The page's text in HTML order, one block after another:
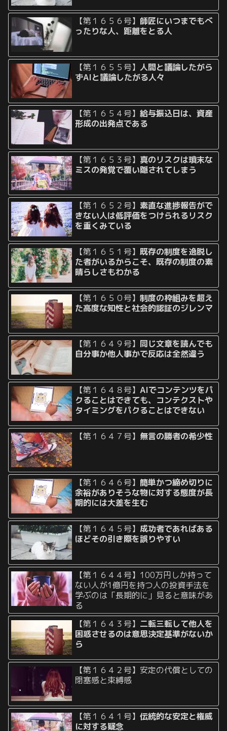
【第１６５６号】 師匠にいつまでもべ
ったりな人、距離をとる人
【第１６５５号】人間と議論したがら
ずAIと議論したがる人々
【第１６５４号】給与振込日は、資産
形成の出発点である
【第１６５３号】 真のリスクは瑣末な
ミスの発覚で覆い隠されてしまう
【第１６５２号】素直な進捗報告がで
きない人は低評価をつけられるリスク
を重くみている
【第１６５１号】既存の制度を逸脱し
た者がいるからこそ、既存の制度の素
晴らしさもわかる
【第１６５０号】制度の枠組みを超え
た高度な知性と社会的認証のジレンマ
【第１６４９号】 同じ文章を読んでも
自分事か他人事かで反応は全然違う
【第１６４８号】AIでコンテンツをパ
クることはできても、コンテクストや
タイミングをパクることはできない
【第１６４７号】 無言の勝者の希少性
【第１６４６号】簡単かつ締め切りに
余裕がありそうな物に対する態度が長
期的には大差を生む
【第１６４５号】成功者であればある
ほどその引き際を誤りやすい
【第１６４４号】100万円しか持って
ない人が1億円を持つ人の投資手法を
学ぶのは「長期的に」見ると意味があ
る
【第１６４３号】 二転三転して他人を
困惑させるのは意思決定基準がないか
ら
【第１６４２号】安定の代償としての
閉塞感と束縛感
【第１６４１号】伝統的な安定と権威
に対する疑念